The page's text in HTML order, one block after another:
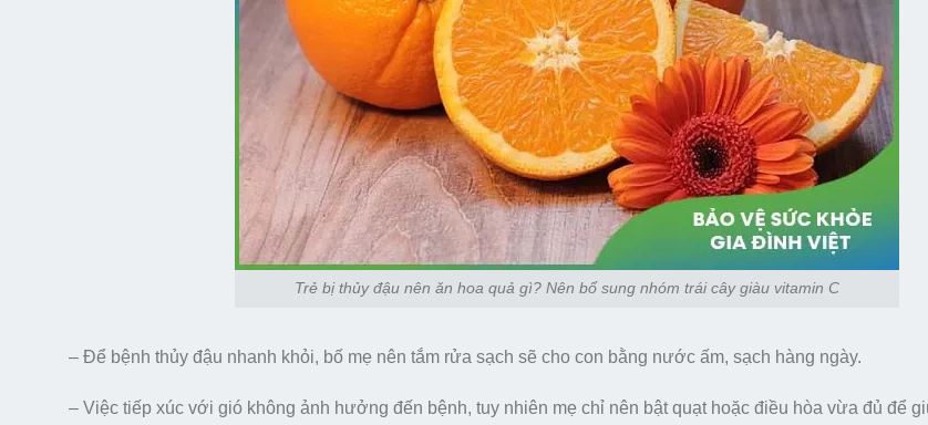
Trẻ bị thủy đậu nên ăn hoa quả gì? Nên bổ sung nhóm trái cây giàu vitamin C
– Để bệnh thủy đậu nhanh khỏi, bố mẹ nên tắm rửa sạch sẽ cho con bằng nước ấm, sạch hàng ngày.
– Việc tiếp xúc với gió không ảnh hưởng đến bệnh, tuy nhiên mẹ chỉ nên bật quạt hoặc điều hòa vừa đủ để